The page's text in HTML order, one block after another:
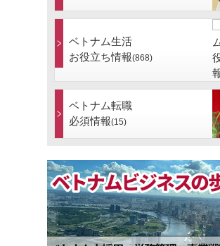
ベトナム生活
お役立ち情報(868)
ベトナム転職
必須情報(15)